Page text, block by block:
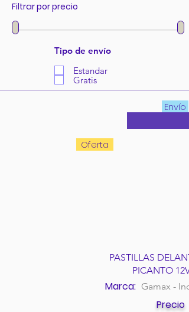
Filtrar por precio
Tipo de envío
Estandar
Gratis
Envío
Oferta
PASTILLAS
PICANTO 12V
Marca: Gamax -
Precio